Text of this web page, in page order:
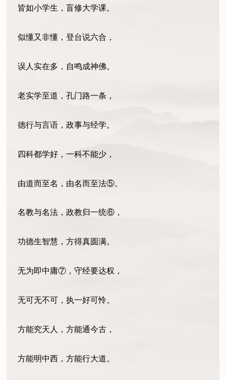
皆如小学生，盲修大学课。
似懂又非懂，登台说六合，
误人实在多，自鸣成神佛。
老实学至道，孔门路一条，
德行与言语，政事与经学。
四科都学好，一科不能少，
由道而至名，由名而至法⑤。
名教与名法，政教归一统⑥，
功德生智慧，方得真圆满。
无为即中庸⑦，守经要达权，
无可无不可，执一好可怜。
方能究天人，方能通今古，
方能明中西，方能行大道。